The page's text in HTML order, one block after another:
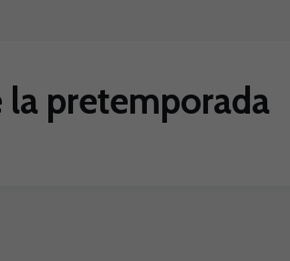
la pretemporada